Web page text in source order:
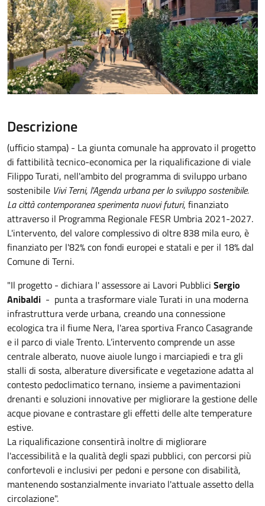
Descrizione
(ufficio stampa) - La giunta comunale ha approvato il progetto
di fattibilità tecnico-economica per la riqualificazione di viale
Filippo Turati, nell'ambito del programma di sviluppo urbano
sostenibile Vivi Terni, l'Agenda urbana per lo sviluppo sostenibile.
La città contemporanea sperimenta nuovi futuri, finanziato
attraverso il Programma Regionale FESR Umbria 2021-2027.
L'intervento, del valore complessivo di oltre 838 mila euro, è
finanziato per l'82% con fondi europei e statali e per il 18% dal
Comune di Terni.
"Il progetto - dichiara l' assessore ai Lavori Pubblici Sergio
Anibaldi - punta a trasformare viale Turati in una moderna
infrastruttura verde urbana, creando una connessione
ecologica tra il fiume Nera, l'area sportiva Franco Casagrande
e il parco di viale Trento. L’intervento comprende un asse
centrale alberato, nuove aiuole lungo i marciapiedi e tra gli
stalli di sosta, alberature diversificate e vegetazione adatta al
contesto pedoclimatico ternano, insieme a pavimentazioni
drenanti e soluzioni innovative per migliorare la gestione delle
acque piovane e contrastare gli effetti delle alte temperature
estive.
La riqualificazione consentirà inoltre di migliorare
l'accessibilità e la qualità degli spazi pubblici, con percorsi più
confortevoli e inclusivi per pedoni e persone con disabilità,
mantenendo sostanzialmente invariato l'attuale assetto della
circolazione".